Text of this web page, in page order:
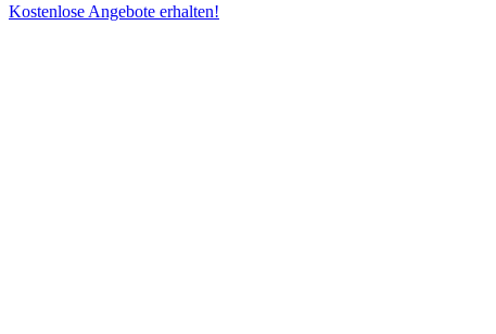
Kostenlose Angebote erhalten!